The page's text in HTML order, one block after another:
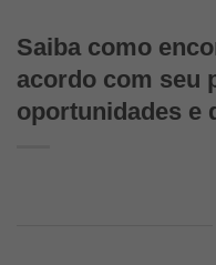
Saiba como
acordo com seu
oportunidades e